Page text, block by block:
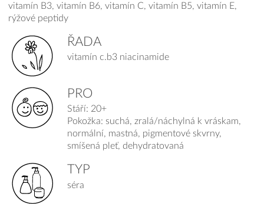
vitamín B3, vitamín B6, vitamín C, vitamín B5, vitamín E,
rýžové peptidy
ŘADA
vitamín c.b3 niacinamide
PRO
Stáří: 20+
Pokožka: suchá, zralá/náchylná k vráskam,
normální, mastná, pigmentové skvrny,
smíšená pleť, dehydratovaná
TYP
séra